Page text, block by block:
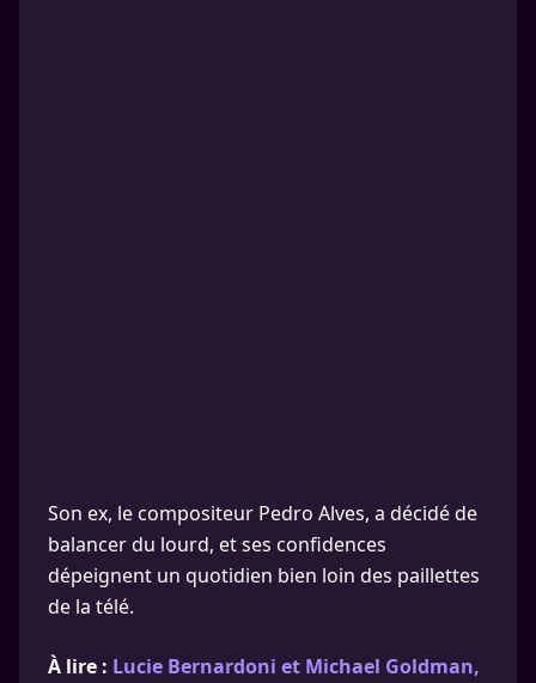
Son ex, le compositeur Pedro Alves, a décidé de
balancer du lourd, et ses confidences
dépeignent un quotidien bien loin des paillettes
de la télé.
À lire : Lucie Bernardoni et Michael Goldman,